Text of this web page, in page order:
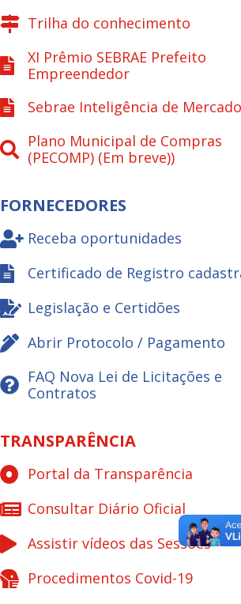
Trilha do conhecimento
XI Prêmio SEBRAE Prefeito
Empreendedor
Sebrae Inteligência de Mercado
Plano Municipal de Compras
(PECOMP) (Em breve))
FORNECEDORES
Receba oportunidades
Certificado de Registro
Legislação e Certidões
Abrir Protocolo / Pagamento
FAQ Nova Lei de Licitações e
Contratos
TRANSPARÊNCIA
Portal da Transparência
Consultar Diário Oficial
Assistir vídeos das Sessões
Procedimentos Covid-19